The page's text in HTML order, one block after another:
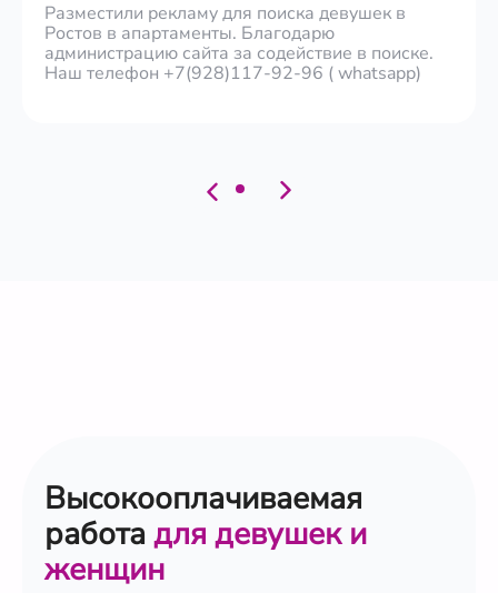
Разместили рекламу для поиска девушек в
Ростов в апартаменты. Благодарю
администрацию сайта за содействие в поиске.
Наш телефон +7(928)117-92-96 ( whatsapp)
Высокооплачиваемая
работа для девушек и
женщин